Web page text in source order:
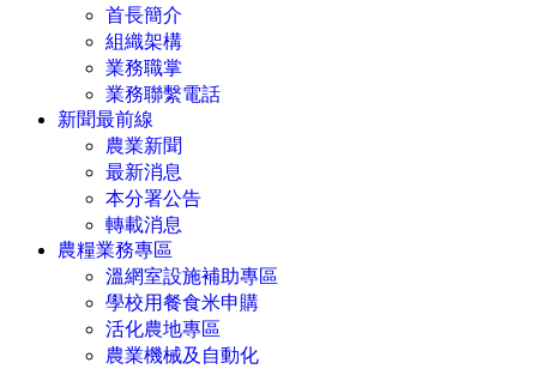
首長簡介
組織架構
業務職掌
業務聯繫電話
新聞最前線
農業新聞
最新消息
本分署公告
轉載消息
農糧業務專區
溫網室設施補助專區
學校用餐食米申購
活化農地專區
農業機械及自動化